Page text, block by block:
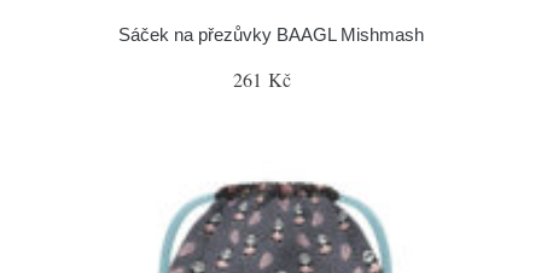
Sáček na přezůvky BAAGL Mishmash
261 Kč